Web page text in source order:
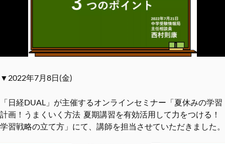
▼2022年7月8日(金)
「日経DUAL」が主催するオンラインセミナー「夏休みの学習
計画！うまくいく方法 夏期講習を有効活用して力をつける！
学習戦略の立て方」にて、講師を担当させていただきました。